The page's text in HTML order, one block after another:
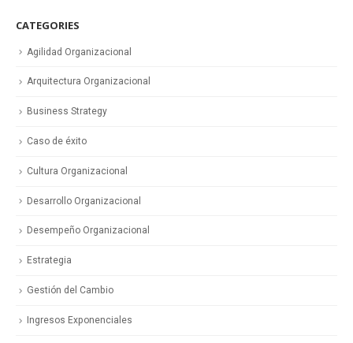
CATEGORIES
Agilidad Organizacional
Arquitectura Organizacional
Business Strategy
Caso de éxito
Cultura Organizacional
Desarrollo Organizacional
Desempeño Organizacional
Estrategia
Gestión del Cambio
Ingresos Exponenciales